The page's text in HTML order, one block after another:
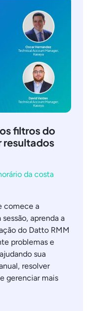
filtros do
resultados
da costa
comece a
aprenda a
do Datto RMM
problemas e
sua
resolver
gerenciar mais